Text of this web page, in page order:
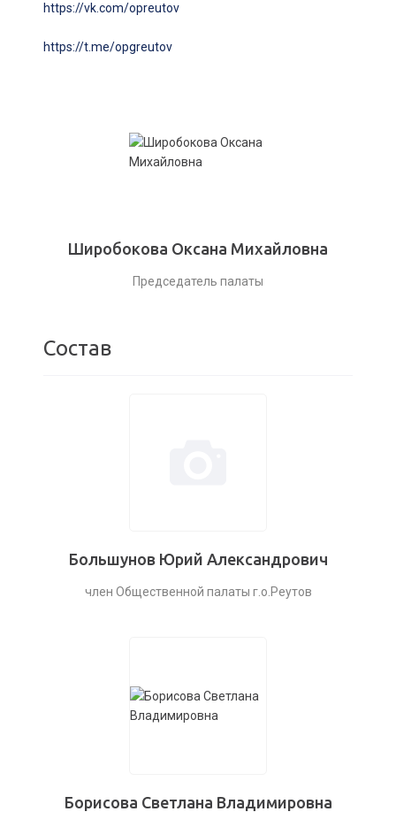
https://vk.com/opreutov
https://t.me/opgreutov
Широбокова Оксана Михайловна
Председатель палаты
Состав
Большунов Юрий Александрович
член Общественной палаты г.о.Реутов
Борисова Светлана Владимировна